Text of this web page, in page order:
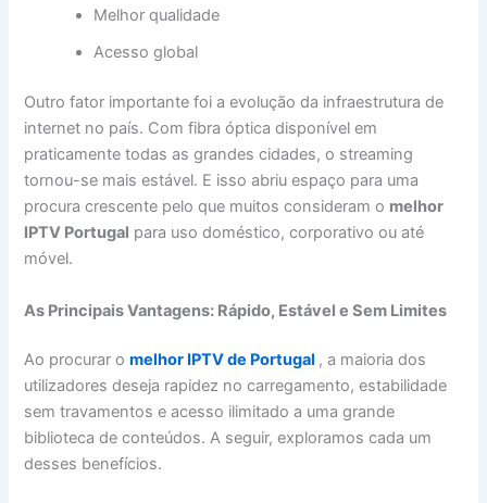
Melhor qualidade
Acesso global
Outro fator importante foi a evolução da infraestrutura de
internet no país. Com fibra óptica disponível em
praticamente todas as grandes cidades, o streaming
tornou-se mais estável. E isso abriu espaço para uma
procura crescente pelo que muitos consideram o melhor
IPTV Portugal para uso doméstico, corporativo ou até
móvel.
As Principais Vantagens: Rápido, Estável e Sem Limites
Ao procurar omelhor IPTV de Portugal , a maioria dos
utilizadores deseja rapidez no carregamento, estabilidade
sem travamentos e acesso ilimitado a uma grande
biblioteca de conteúdos. A seguir, exploramos cada um
desses benefícios.